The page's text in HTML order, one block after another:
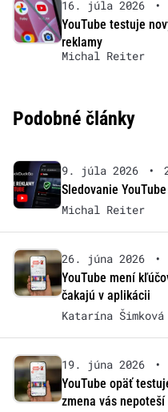
16. júla 2026 •
YouTube testuje
reklamy
Michal Reiter
Podobné články
9. júla 2026 •
Sledovanie
Michal Reiter
26. júna 2026 •
YouTube mení
čakajú v aplikácii
Katarína Šimková
19. júna 2026 •
YouTube opäť
zmena vás nepoteší